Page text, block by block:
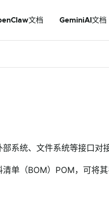
文档 GeminiAI文档
系统、文件系统等接口对接
单（BOM）POM，可将